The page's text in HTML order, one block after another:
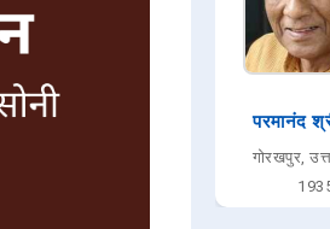
परमानंद
गोरखपुर,